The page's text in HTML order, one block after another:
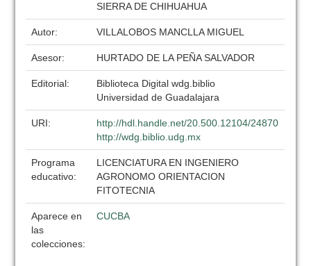
SIERRA DE CHIHUAHUA
Autor: VILLALOBOS MANCLLA MIGUEL
Asesor: HURTADO DE LA PEÑA SALVADOR
Editorial:
Biblioteca Digital wdg.biblio
Universidad de Guadalajara
URI:
http://hdl.handle.net/20.500.12104/24870
http://wdg.biblio.udg.mx
Programa
educativo:
LICENCIATURA EN INGENIERO
AGRONOMO ORIENTACION
FITOTECNIA
Aparece en
las
colecciones:
CUCBA